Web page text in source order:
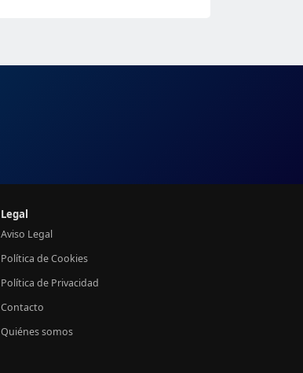
Legal
Aviso Legal
Política de Cookies
Política de Privacidad
Contacto
Quiénes somos